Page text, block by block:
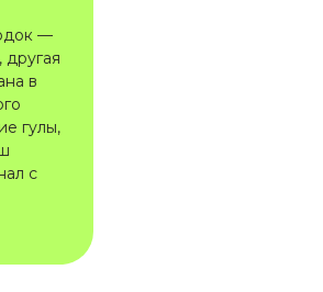
—
в
гулы,
с